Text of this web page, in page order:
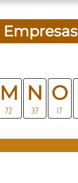
Empresas
M
72
N
37
O
17